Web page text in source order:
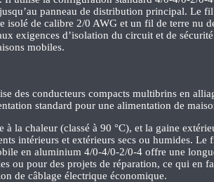
panneau de distribution principal. Le
de calibre 2/0 AWG et un fil de terre nu
exigences d’isolation du circuit et de
mobiles.
des conducteurs compacts multibrins en
standard pour une alimentation de
la chaleur (classé à 90 °C), et la gaine
intérieurs et extérieurs secs ou humides. Le
en aluminium 4/0-4/0-2/0-4 offre une
ou pour des projets de réparation, ce qui en
de câblage électrique économique.